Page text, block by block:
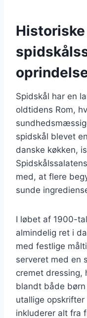
Spidskål har en
oldtidens Rom,
spidskål blevet
danske køkken,
med, at flere
sunde
I løbet af 1900-
almindelig ret i
med festlige
serveret med en
cremet dressing,
blandt både
utallige
inkluderer alt fra